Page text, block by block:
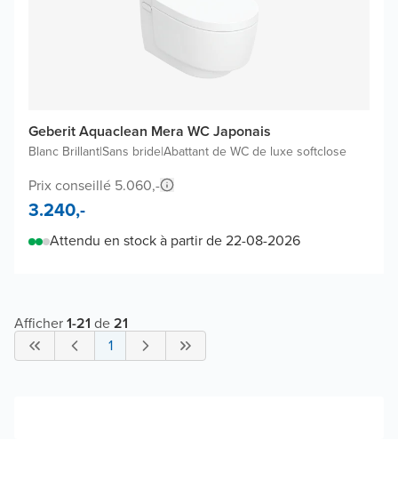
Geberit Aquaclean Mera WC Japonais
Blanc Brillant|Sans bride|Abattant de WC de luxe softclose
Prix conseillé 5.060,-
3.240,-
Attendu en stock à partir de 22-08-2026
Afficher1-21 de21
1